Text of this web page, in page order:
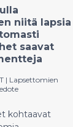
niitä lapsia
saavat
| Lapsettomien
kohtaavat